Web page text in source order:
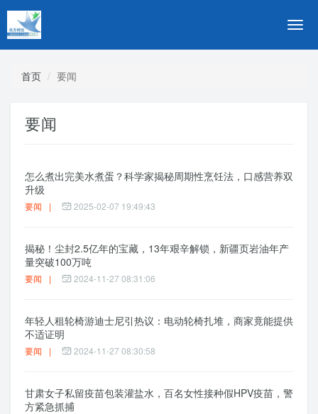
切
导
首页 要闻
要闻
怎么煮出完美水煮蛋？科学家揭秘周期性烹饪法，口感营养双
升级
要闻 | 2025-02-07 19:49:43
揭秘！尘封2.5亿年的宝藏，13年艰辛解锁，新疆页岩油年产
量突破100万吨
要闻 | 2024-11-27 08:31:06
年轻人租轮椅游迪士尼引热议：电动轮椅扎堆，商家竟能提供
不适证明
要闻 | 2024-11-27 08:30:58
甘肃女子私留疫苗包装灌盐水，百名女性接种假HPV疫苗，警
方紧急抓捕